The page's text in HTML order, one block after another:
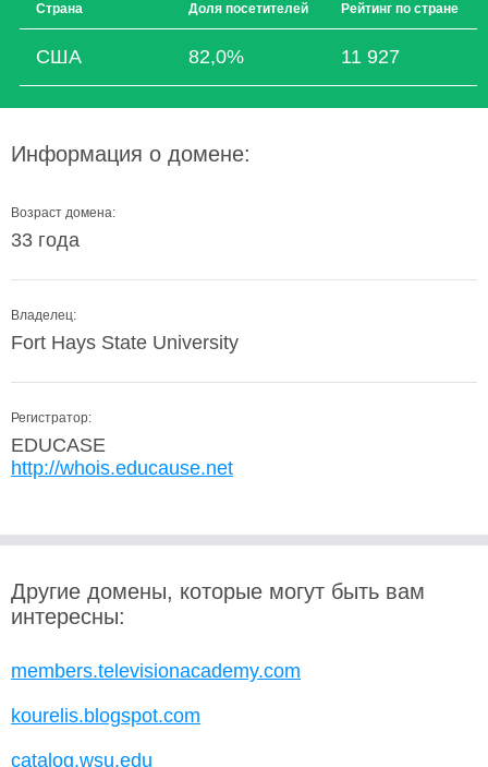
Страна Доля посетителей Рейтинг по стране
США 82,0% 11 927
Информация о домене:
Возраст домена:
33 года
Владелец:
Fort Hays State University
Регистратор:
EDUCASE
http://whois.educause.net
Другие домены, которые могут быть вам
интересны:
members.televisionacademy.com
kourelis.blogspot.com
catalog.wsu.edu